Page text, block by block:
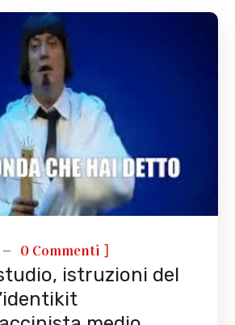
0 Commenti ]
istruzioni del